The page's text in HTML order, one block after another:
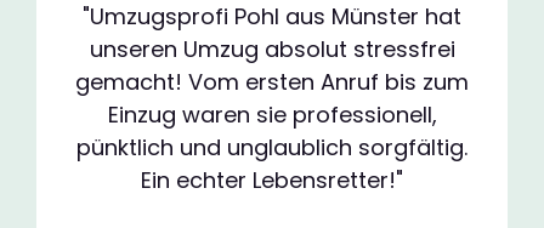
"Umzugsprofi Pohl aus Münster hat
unseren Umzug absolut stressfrei
gemacht! Vom ersten Anruf bis zum
Einzug waren sie professionell,
pünktlich und unglaublich sorgfältig.
Ein echter Lebensretter!"